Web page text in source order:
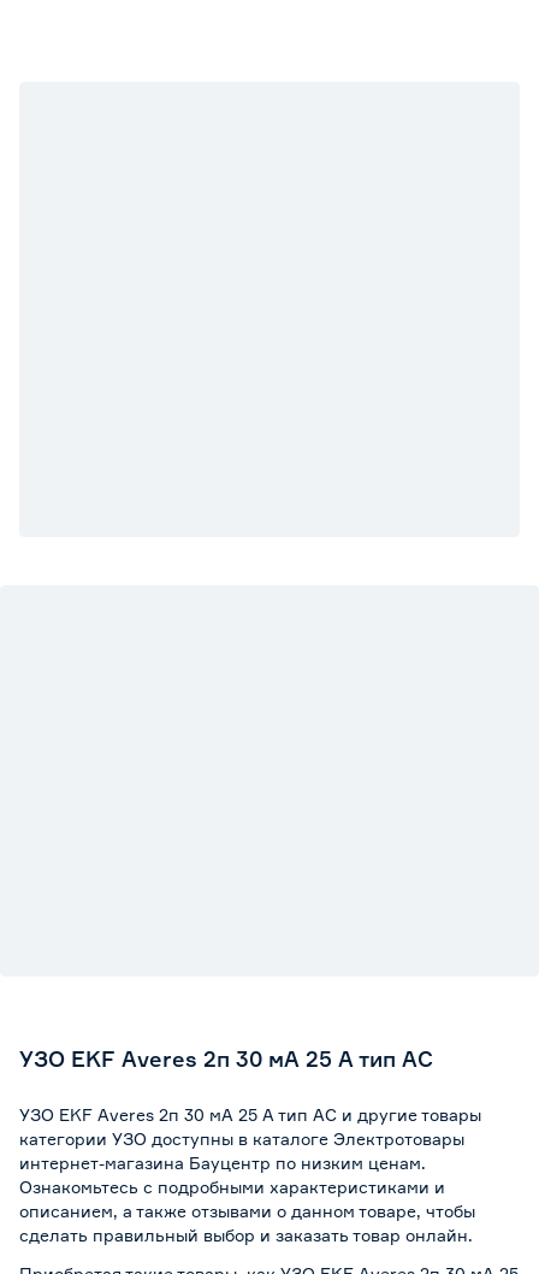
УЗО EKF Averes 2п 30 мА 25 А тип АС
УЗО EKF Averes 2п 30 мА 25 А тип АС и другие товары
категории УЗО доступны в каталоге Электротовары
интернет-магазина Бауцентр по низким ценам.
Ознакомьтесь с подробными характеристиками и
описанием, а также отзывами о данном товаре, чтобы
сделать правильный выбор и заказать товар онлайн.